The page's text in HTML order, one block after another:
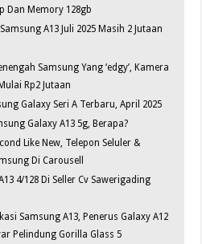
Dan Memory 128gb
A13 Juli 2025 Masih 2 Jutaan
Samsung Yang ‘edgy’, Kamera
Rp2 Jutaan
Galaxy Seri A Terbaru, April 2025
Galaxy A13 5g, Berapa?
Like New, Telepon Seluler &
Di Carousell
4/128 Di Seller Cv Sawerigading
Samsung A13, Penerus Galaxy A12
Pelindung Gorilla Glass 5